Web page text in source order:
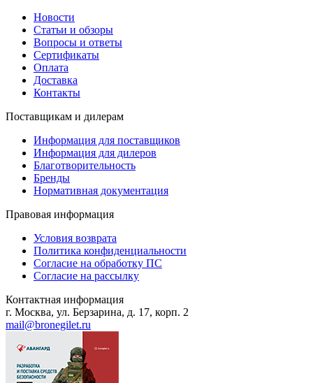
Новости
Статьи и обзоры
Вопросы и ответы
Сертификаты
Оплата
Доставка
Контакты
Поставщикам и дилерам
Информация для поставщиков
Информация для дилеров
Благотворительность
Бренды
Нормативная документация
Правовая информация
Условия возврата
Политика конфиденциальности
Согласие на обработку ПС
Согласие на рассылку
Контактная информация
г. Москва, ул. Берзарина, д. 17, корп. 2
mail@bronegilet.ru